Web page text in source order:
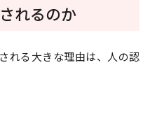
れるのか
れる大きな理由は、人の認